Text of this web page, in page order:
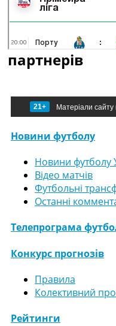
партнерів
21+ Матеріали сайту
Новини футболу
Новини футболу
Відео матчів
Футбольні
Останні
Телепрограма
Конкурс прогнозів
Правила
Колективний
Рейтинги